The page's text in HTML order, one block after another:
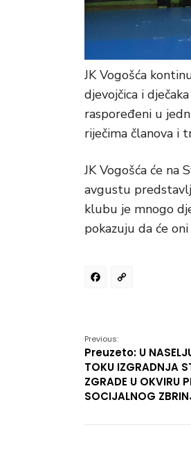
JK Vogošća
djevojčica i
raspoređeni u
riječima članova i
JK Vogošća će na
avgustu
klubu je mnogo
pokazuju da će
Facebook
Previous:
Preuzeto: U
TOKU IZGRADNJA
ZGRADE U OKVIRU
SOCIJALNOG